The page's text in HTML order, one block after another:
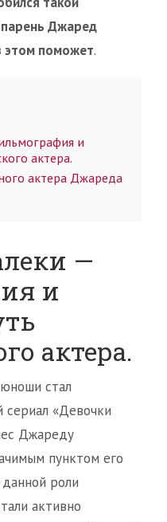
парень Джаред
этом поможет.
и
актера.
актера Джареда
—
и
актера.
стал
«Девочки
Джареду
пунктом его
роли
активно